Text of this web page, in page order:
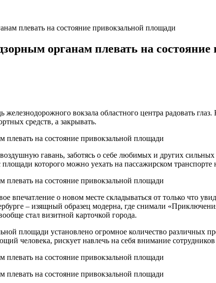
плевать на состояние привокзальной площади
органам плевать на
вокзала областного центра радовать
средств, а закрывать.
гавань, заботясь о себе любимых и других
которого можно уехать на пассажирском
впечатление о новом месте складываться от только что
– изящный образец модерна, где снимали
стал визитной карточкой города.
площади установлено огромное количество
человека, рискует навлечь на себя внимание